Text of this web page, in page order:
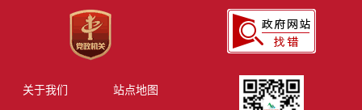
关于我们 站点地图